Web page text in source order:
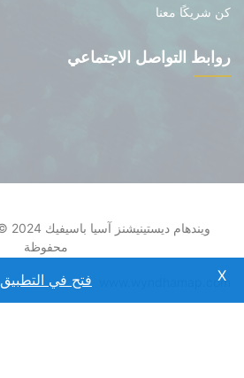
كن شريكًا معنا
روابط التواصل الاجتماعي
محفوظة
www.wyndhamap.com فتح في التطبيق